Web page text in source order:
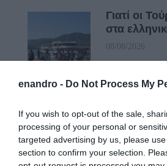
enandro - Do Not Process My
If you wish to opt-out of the sale,
processing of your personal or
targeted advertising by us, please
section to confirm your selection.
Γιατί οι
στα
08/08/2026
ΗΜΕΡΩΝ:
Βιβλιοθήκη
08/08/2026